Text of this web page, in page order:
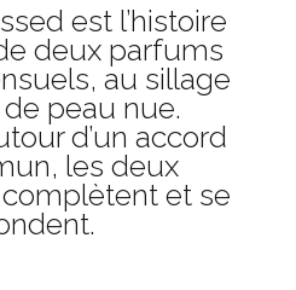
est l’histoire
deux parfums
au sillage
peau nue.
d’un accord
les deux
et se